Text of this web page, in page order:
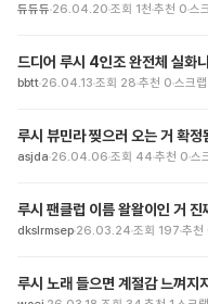
듀듀듀 26.04.20 조회 1천 추천 0 스
드디어 루시 4인조 완전체 실화
bbtt 26.04.13 조회 28 추천 0 스크랩
루시 뷰민라 찢으러 오는 거 확
asjda 26.04.06 조회 44 추천 0 스
루시 팬클럽 이름 왈왈이인 거
dkslrmsep 26.03.24 조회 197 추천
루시 노래 들으면 계절감 느껴지